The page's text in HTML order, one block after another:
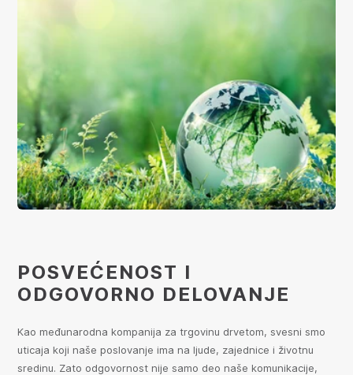
POSVEĆENOST I
ODGOVORNO DELOVANJE
Kao međunarodna kompanija za trgovinu drvetom, svesni smo
uticaja koji naše poslovanje ima na ljude, zajednice i životnu
sredinu. Zato odgovornost nije samo deo naše komunikacije,